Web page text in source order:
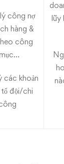
công nợ
hàng &
công
các khoản
tổ đội/chi
lũy